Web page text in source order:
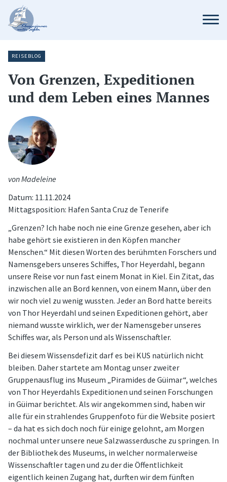
REISEBLOG
Von Grenzen, Expeditionen
und dem Leben eines Mannes
von Madeleine
Datum: 11.11.2024
Mittagsposition: Hafen Santa Cruz de Tenerife
„Grenzen? Ich habe noch nie eine Grenze gesehen, aber ich
habe gehört sie existieren in den Köpfen mancher
Menschen.“ Mit diesen Worten des berühmten Forschers und
Namensgebers unseres Schiffes, Thor Heyerdahl, begann
unsere Reise vor nun fast einem Monat in Kiel. Ein Zitat, das
inzwischen alle an Bord kennen, von einem Mann, über den
wir noch viel zu wenig wussten. Jeder an Bord hatte bereits
von Thor Heyerdahl und seinen Expeditionen gehört, aber
niemand wusste wirklich, wer der Namensgeber unseres
Schiffes war, als Person und als Wissenschaftler.
Bei diesem Wissensdefizit darf es bei KUS natürlich nicht
bleiben. Daher startete am Montag unser zweiter
Gruppenausflug ins Museum „Piramides de Güimar“, welches
von Thor Heyerdahls Expeditionen und seinen Forschungen
in Güimar berichtet. Als wir angekommen sind, haben wir
alle für ein strahlendes Gruppenfoto für die Website posiert
– da hat es sich doch noch für einige gelohnt, am Morgen
nochmal unter unsere neue Salzwasserdusche zu springen. In
der Bibliothek des Museums, in welcher normalerweise
Wissenschaftler tagen und zu der die Öffentlichkeit
eigentlich keinen Zugang hat, durften wir dem fünften